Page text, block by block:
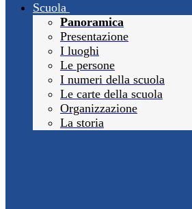
Scuola
Panoramica
Presentazione
I luoghi
Le persone
I numeri della scuola
Le carte della scuola
Organizzazione
La storia